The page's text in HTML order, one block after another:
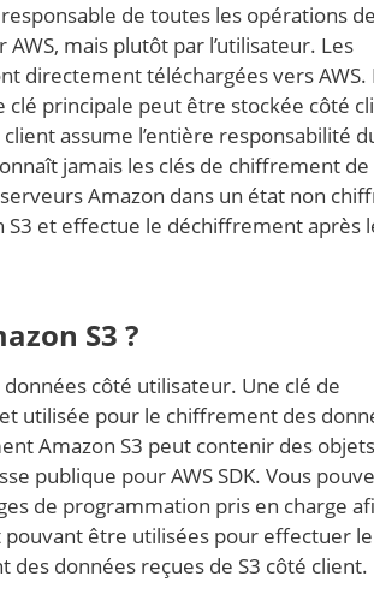
de toutes les opérations de
mais plutôt par l’utilisateur. Les
directement téléchargées vers AWS.
principale peut être stockée côté
assume l’entière responsabilité
jamais les clés de chiffrement de
Amazon dans un état non
S3 et effectue le déchiffrement après
S3 ?
côté utilisateur. Une clé de
utilisée pour le chiffrement des
Amazon S3 peut contenir des objets
publique pour AWS SDK. Vous
de programmation pris en charge
pouvant être utilisées pour effectuer le
données reçues de S3 côté client.